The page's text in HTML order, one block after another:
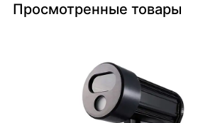
Просмотренные товары